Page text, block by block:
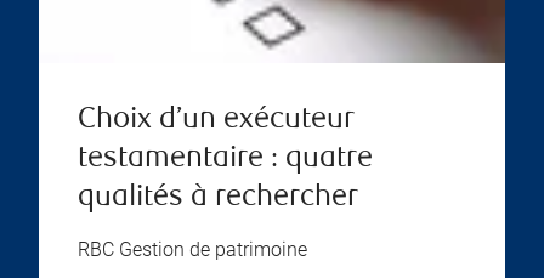
Choix d’un exécuteur
testamentaire : quatre
qualités à rechercher
RBC Gestion de patrimoine